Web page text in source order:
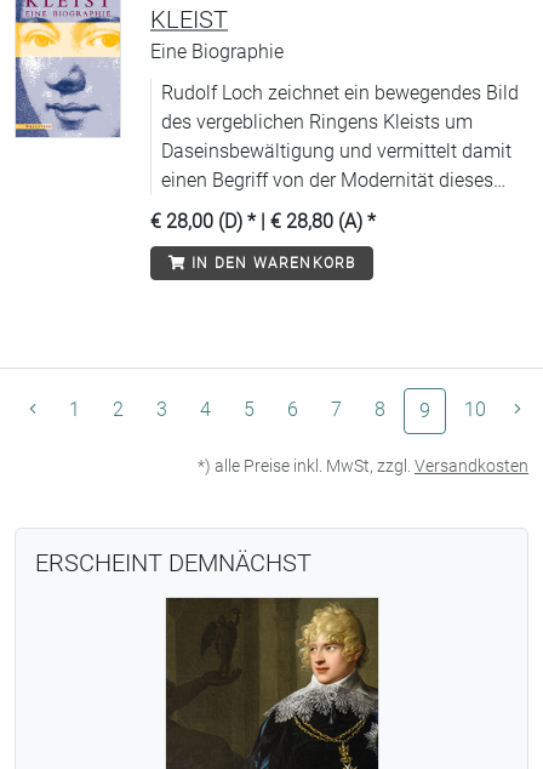
KLEIST
Eine Biographie
Rudolf Loch zeichnet ein bewegendes Bild
des vergeblichen Ringens Kleists um
Daseinsbewältigung und vermittelt damit
einen Begriff von der Modernität dieses
Autors. Sein Werk wird als Versuch
beschrieben, neuartige Erfahrungen,
Charaktere und Konflikte gestalterisch zu
€ 28,00 (D) * | € 28,80 (A) *
IN DEN WARENKORB
1 2 3 4 5 6 7 8 9 (aktuelle
10
*) alle Preise inkl. MwSt, zzgl. Versandkosten
ERSCHEINT DEMNÄCHST